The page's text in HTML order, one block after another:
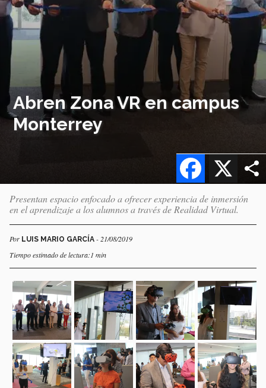
Abren Zona VR en campus
Monterrey
X
Facebook
Presentan espacio enfocado a ofrecer experiencia de inmersión
en el aprendizaje a los alumnos a través de Realidad Virtual.
Por LUIS MARIO GARCÍA - 21/08/2019
Tiempo estimado de lectura:1 min